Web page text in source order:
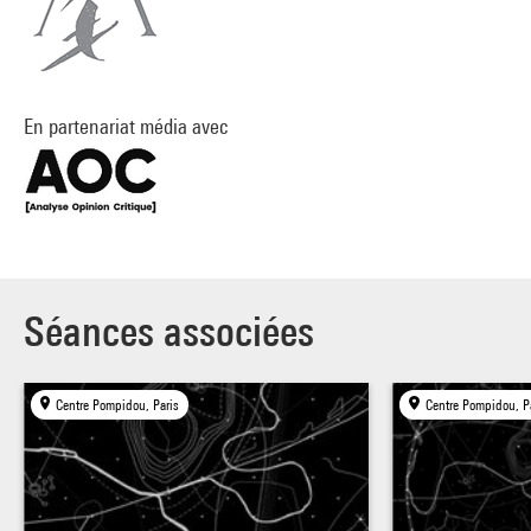
En partenariat média avec
Séances associées
Centre Pompidou, Paris Centre Pompidou,